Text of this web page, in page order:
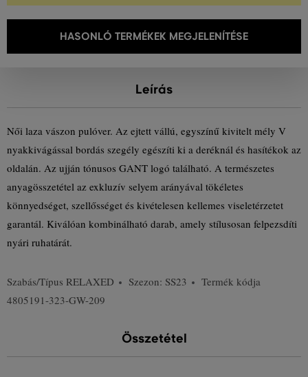
HASONLÓ TERMÉKEK MEGJELENÍTÉSE
Leírás
Női laza vászon pulóver. Az ejtett vállú, egyszínű kivitelt mély V
nyakkivágással bordás szegély egészíti ki a deréknál és hasítékok az
oldalán. Az ujján tónusos GANT logó található. A természetes
anyagösszetétel az exkluzív selyem arányával tökéletes
könnyedséget, szellősséget és kivételesen kellemes viseletérzetet
garantál. Kiválóan kombinálható darab, amely stílusosan felpezsdíti
nyári ruhatárát.
Szabás/Típus RELAXED Szezon: SS23
Termék kódja
4805191-323-GW-209
Összetétel